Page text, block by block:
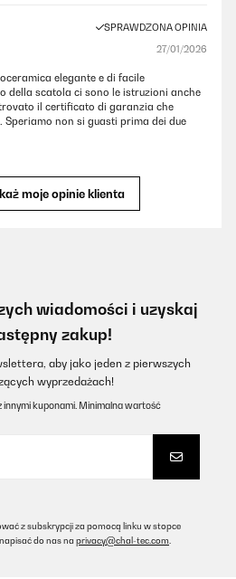
SPRAWDZONA OPINIA
27/01/2026
elegante e di facile
della scatola ci sono le istruzioni anche
il certificato di garanzia che
Speriamo non si guasti prima dei due
schnell auf und die Qualität überzeugt
hervorragendes Preis-Leistungs-
SPRAWDZONA OPINIA
18/10/2025
moje opinie klienta
wiadomości i uzyskaj
zakup!
aby jako jeden z pierwszych
wyprzedażach!
innymi kuponami. Minimalna wartość
z subskrypcji za pomocą linku w stopce
do nas na privacy@chal-tec.com.